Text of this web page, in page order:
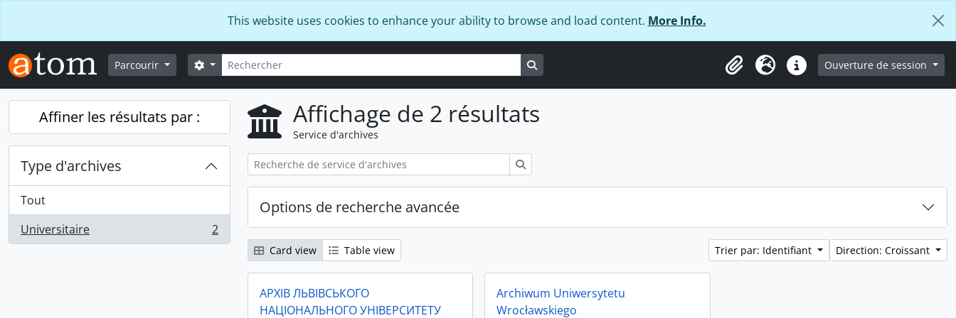
This website uses cookies to enhance your ability to browse and load content. More Info.
Parcourir Rechercher
Search options
Presse-papier
LangueLiens rapidesOuverture de session
Affiner les résultats par :
Type d'archives
Tout
Universitaire
, 2 résultats 2
Affichage de 2 résultats
Service d'archives
Options de recherche avancée
Card view Table view Trier par: Identifiant Direction: Croissant
АРХІВ ЛЬВІВСЬКОГО
НАЦІОНАЛЬНОГО УНІВЕРСИТЕТУ
Archiwum Uniwersytetu
Wrocławskiego